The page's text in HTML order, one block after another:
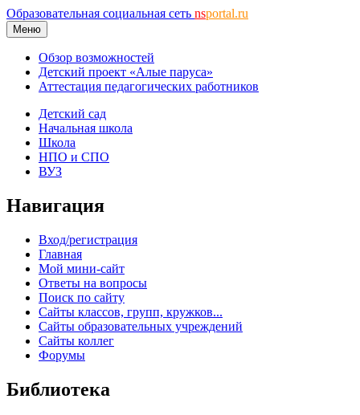
Образовательная социальная сеть nsportal.ru
Меню
Обзор возможностей
Детский проект «Алые паруса»
Аттестация педагогических работников
Детский сад
Начальная школа
Школа
НПО и СПО
ВУЗ
Навигация
Вход/регистрация
Главная
Мой мини-сайт
Ответы на вопросы
Поиск по сайту
Сайты классов, групп, кружков...
Сайты образовательных учреждений
Сайты коллег
Форумы
Библиотека